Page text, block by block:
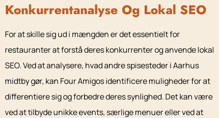
Konkurrentanalyse Og Lokal SEO
For at skille sig ud i mængden er det essentielt for
restauranter at forstå deres konkurrenter og anvende lokal
SEO. Ved at analysere, hvad andre spisesteder i Aarhus
midtby gør, kan Four Amigos identificere muligheder for at
differentiere sig og forbedre deres synlighed. Det kan være
ved at tilbyde unikke events, særlige menuer eller ved at